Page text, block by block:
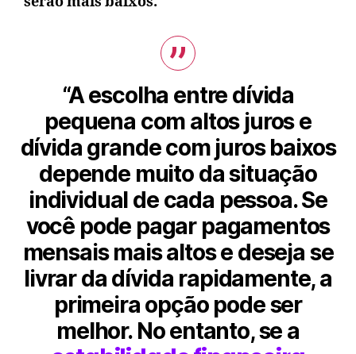
“A escolha entre dívida
pequena com altos juros e
dívida grande com juros baixos
depende muito da situação
individual de cada pessoa. Se
você pode pagar pagamentos
mensais mais altos e deseja se
livrar da dívida rapidamente, a
primeira opção pode ser
melhor. No entanto, se a